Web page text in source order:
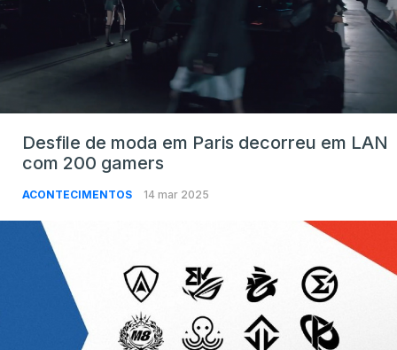
Desfile de moda em Paris decorreu em LAN
com 200 gamers
ACONTECIMENTOS 14 mar 2025